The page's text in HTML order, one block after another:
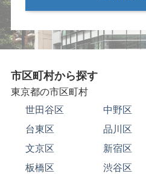
市区町村から探す
東京都の市区町村
世田谷区
中野区
台東区
品川区
文京区
新宿区
板橋区
渋谷区